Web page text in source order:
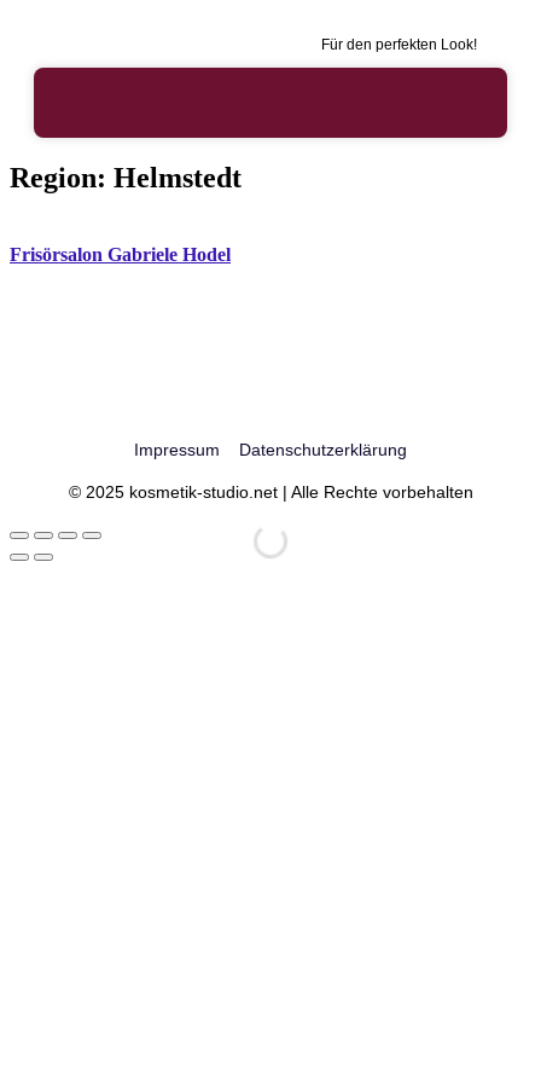
Für den perfekten Look!
Region: Helmstedt
Frisörsalon Gabriele Hodel
Impressum Datenschutzerklärung
© 2025 kosmetik-studio.net | Alle Rechte vorbehalten